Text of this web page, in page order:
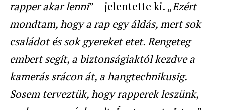
rapper akar lenni” – jelentette ki. „Ezért
mondtam, hogy a rap egy áldás, mert sok
családot és sok gyereket etet. Rengeteg
embert segít, a biztonságiaktól kezdve a
kamerás srácon át, a hangtechnikusig.
Sosem terveztük, hogy rapperek leszünk,